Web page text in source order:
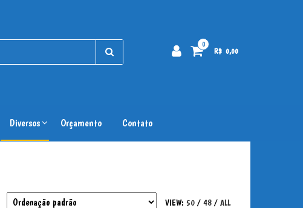
0
R$ 0,00
Diversos Orçamento Contato
VIEW: 50 / 48 / ALL